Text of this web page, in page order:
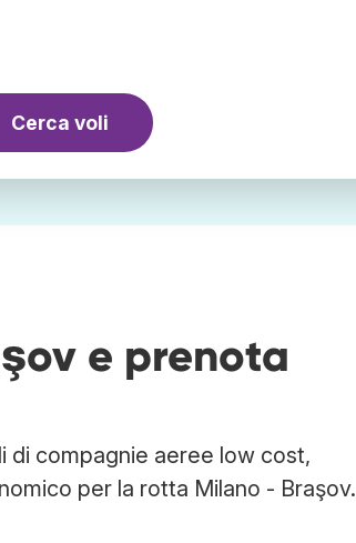
Cerca voli
e prenota
di compagnie aeree low cost,
per la rotta Milano - Braşov.